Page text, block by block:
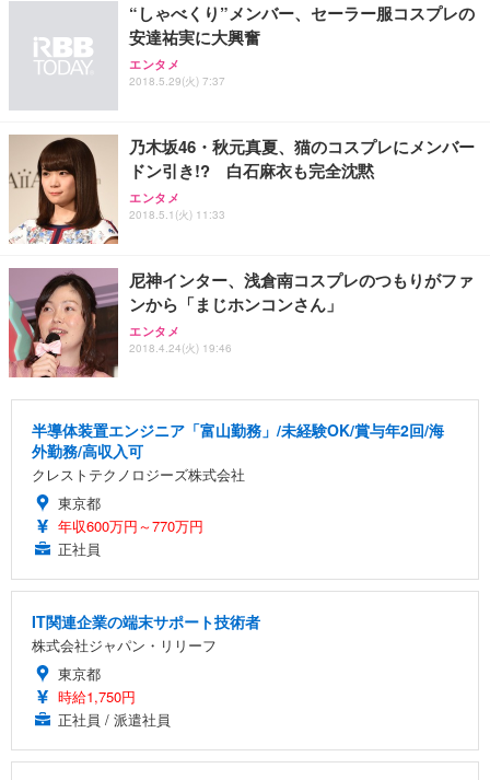
“しゃべくり”メンバー、セーラー服コスプレの
安達祐実に大興奮
エンタメ
2018.5.29(火) 7:37
乃木坂46・秋元真夏、猫のコスプレにメンバー
ドン引き!? 白石麻衣も完全沈黙
エンタメ
2018.5.1(火) 11:33
尼神インター、浅倉南コスプレのつもりがファ
ンから「まじホンコンさん」
エンタメ
2018.4.24(火) 19:46
半導体装置エンジニア「富山勤務」/未経験OK/賞与年2回/海
外勤務/高収入可
クレストテクノロジーズ株式会社
東京都
年収600万円～770万円
正社員
IT関連企業の端末サポート技術者
株式会社ジャパン・リリーフ
東京都
時給1,750円
正社員 / 派遣社員